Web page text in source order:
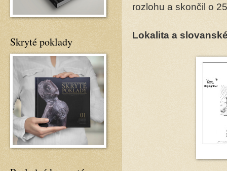
rozlohu a skončil o
Lokalita a
Skryté poklady